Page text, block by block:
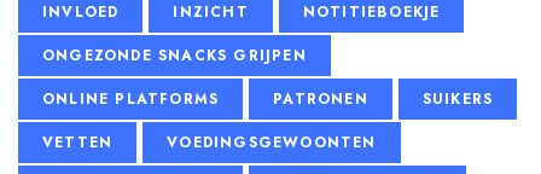
INVLOED
INZICHT
NOTITIEBOEKJE
ONGEZONDE SNACKS GRIJPEN
ONLINE PLATFORMS
PATRONEN
SUIKERS
VETTEN
VOEDINGSGEWOONTEN